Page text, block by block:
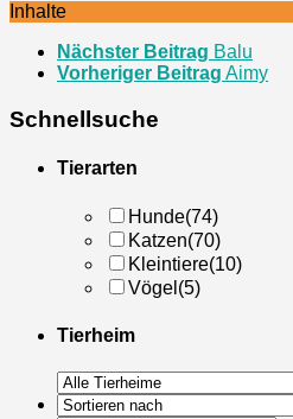
Inhalte
Nächster Beitrag Balu
Vorheriger Beitrag Aimy
Schnellsuche
Tierarten
Hunde(74)
Katzen(70)
Kleintiere(10)
Vögel (5)
Tierheim